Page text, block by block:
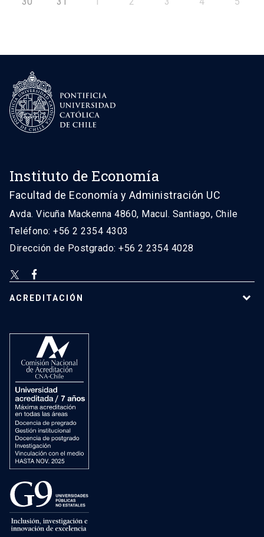
Instituto de Economía
Facultad de Economía y Administración UC
Avda. Vicuña Mackenna 4860, Macul. Santiago, Chile
Teléfono: +56 2 2354 4303
Dirección de Postgrado: +56 2 2354 4028
ACREDITACIÓN